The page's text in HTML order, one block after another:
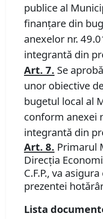
publice al
finanţare din
anexelor nr.
integrantă din
Art. 7. Se
unor obiective
bugetul local al
conform anexei
integrantă din
Art. 8. Primarul
Direcţia
C.F.P., va
prezentei
Lista